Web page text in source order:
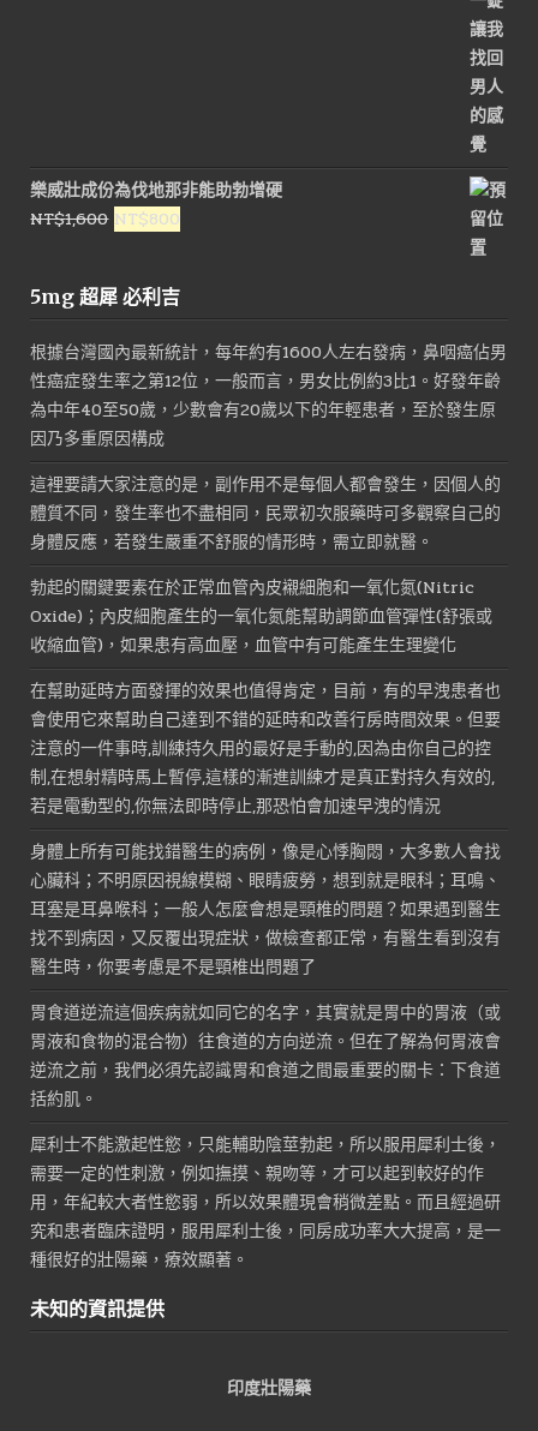
樂威壯成份為伐地那非能助勃增硬
NT$1,600 原
格：
NT$800
5mg 超犀 必利吉
根據台灣國內最新統計，每年約有1600人左右發病，鼻咽癌佔男
性癌症發生率之第12位，一般而言，男女比例約3比1。好發年齡
為中年40至50歲，少數會有20歲以下的年輕患者，至於發生原
因乃多重原因構成
這裡要請大家注意的是，副作用不是每個人都會發生，因個人的
體質不同，發生率也不盡相同，民眾初次服藥時可多觀察自己的
身體反應，若發生嚴重不舒服的情形時，需立即就醫。
勃起的關鍵要素在於正常血管內皮襯細胞和一氧化氮(Nitric
Oxide)；內皮細胞產生的一氧化氮能幫助調節血管彈性(舒張或
收縮血管)，如果患有高血壓，血管中有可能產生生理變化
在幫助延時方面發揮的效果也值得肯定，目前，有的早洩患者也
會使用它來幫助自己達到不錯的延時和改善行房時間效果。但要
注意的一件事時,訓練持久用的最好是手動的,因為由你自己的控
制,在想射精時馬上暫停,這樣的漸進訓練才是真正對持久有效的,
若是電動型的,你無法即時停止,那恐怕會加速早洩的情況
身體上所有可能找錯醫生的病例，像是心悸胸悶，大多數人會找
心臟科；不明原因視線模糊、眼睛疲勞，想到就是眼科；耳鳴、
耳塞是耳鼻喉科；一般人怎麼會想是頸椎的問題？如果遇到醫生
找不到病因，又反覆出現症狀，做檢查都正常，有醫生看到沒有
醫生時，你要考慮是不是頸椎出問題了
胃食道逆流這個疾病就如同它的名字，其實就是胃中的胃液（或
胃液和食物的混合物）往食道的方向逆流。但在了解為何胃液會
逆流之前，我們必須先認識胃和食道之間最重要的關卡：下食道
括約肌。
犀利士不能激起性慾，只能輔助陰莖勃起，所以服用犀利士後，
需要一定的性刺激，例如撫摸、親吻等，才可以起到較好的作
用，年紀較大者性慾弱，所以效果體現會稍微差點。而且經過研
究和患者臨床證明，服用犀利士後，同房成功率大大提高，是一
種很好的壯陽藥，療效顯著。
未知的資訊提供
印度壯陽藥